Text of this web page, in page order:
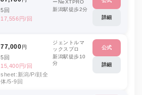
5回
17,556円/回
ーNeXTPRO
新潟駅徒歩2分
詳細
77,000円
5回
15,400円/回
sheet:新潟/P/顔全
体/5-9回
ジェントルマ
ックスプロ
新潟駅徒歩10
分
公式
詳細